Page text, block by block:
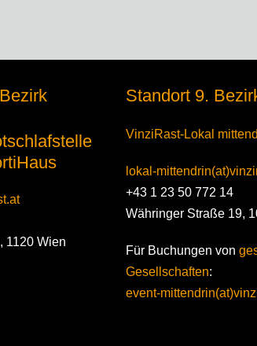
1120 Wien
Standort 9.
VinziRast-Lokal
lokal-
+43 1 23 50 772 14
Währinger Straße 19,
Für Buchungen von
Gesellschaften:
event-